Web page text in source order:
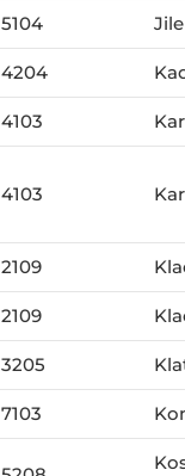
5104
4204
4103
4103
2109
2109
3205
7103